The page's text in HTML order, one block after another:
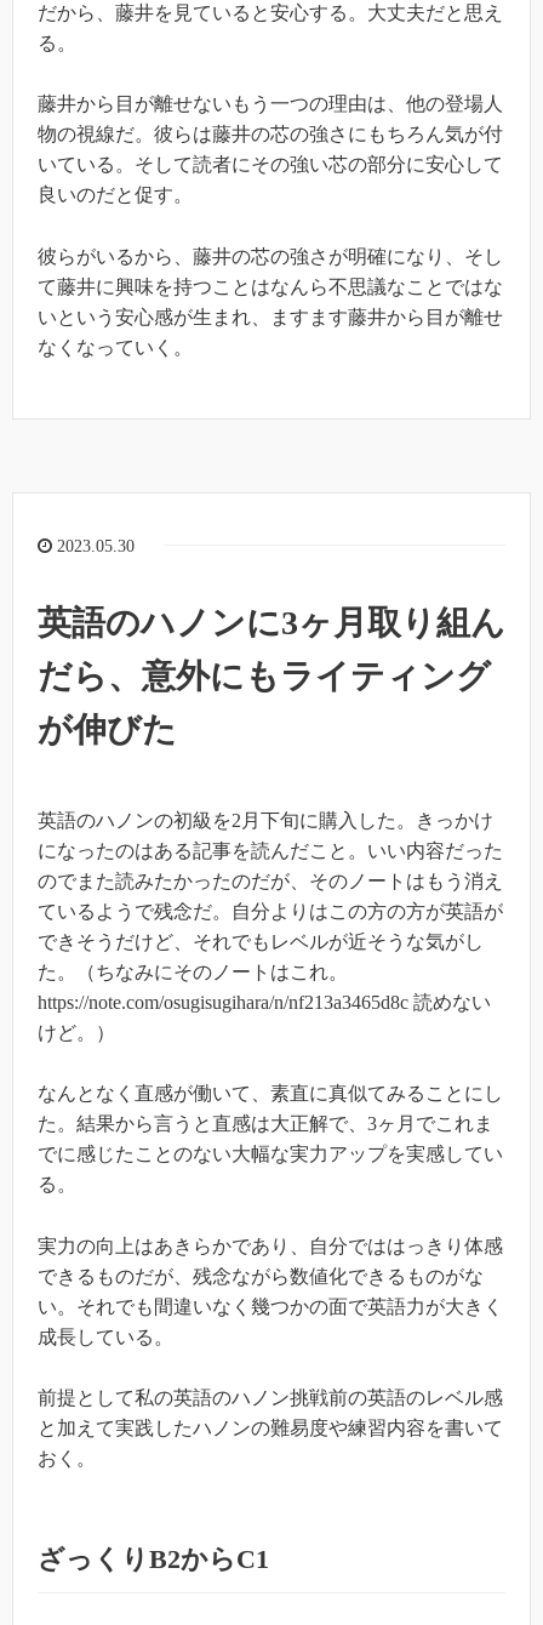
だから、藤井を見ていると安心する。大丈夫だと思え
る。
藤井から目が離せないもう一つの理由は、他の登場人
物の視線だ。彼らは藤井の芯の強さにもちろん気が付
いている。そして読者にその強い芯の部分に安心して
良いのだと促す。
彼らがいるから、藤井の芯の強さが明確になり、そし
て藤井に興味を持つことはなんら不思議なことではな
いという安心感が生まれ、ますます藤井から目が離せ
なくなっていく。
2023.05.30
英語のハノンに3ヶ月取り組ん
だら、意外にもライティング
が伸びた
英語のハノンの初級を2月下旬に購入した。きっかけ
になったのはある記事を読んだこと。いい内容だった
のでまた読みたかったのだが、そのノートはもう消え
ているようで残念だ。自分よりはこの方の方が英語が
できそうだけど、それでもレベルが近そうな気がし
た。（ちなみにそのノートはこれ。
https://note.com/osugisugihara/n/nf213a3465d8c 読めない
けど。）
なんとなく直感が働いて、素直に真似てみることにし
た。結果から言うと直感は大正解で、3ヶ月でこれま
でに感じたことのない大幅な実力アップを実感してい
る。
実力の向上はあきらかであり、自分でははっきり体感
できるものだが、残念ながら数値化できるものがな
い。それでも間違いなく幾つかの面で英語力が大きく
成長している。
前提として私の英語のハノン挑戦前の英語のレベル感
と加えて実践したハノンの難易度や練習内容を書いて
おく。
ざっくりB2からC1